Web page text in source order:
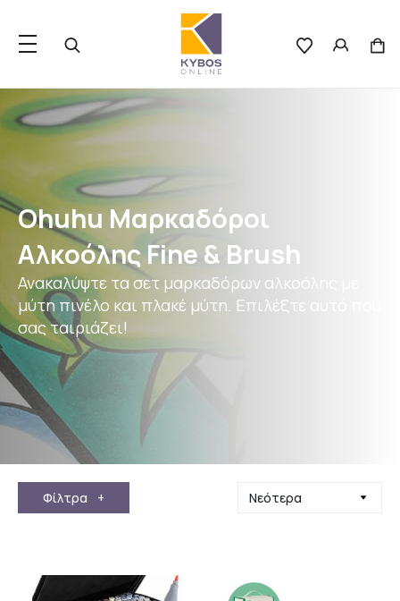
Ohuhu Μαρκαδόροι
Αλκοόλης Fine & Brush
Ανακαλύψτε τα σετ μαρκαδόρων αλκοόλης με
μύτη πινέλο και πλακέ μύτη. Επιλέξτε αυτό που
σας ταιριάζει!
Φίλτρα +